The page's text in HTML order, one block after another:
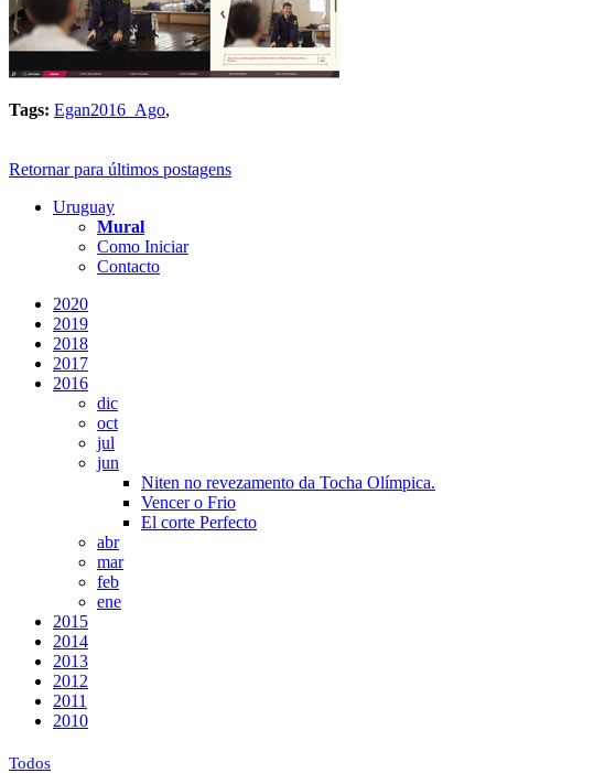
Tags: Egan2016_Ago,
Retornar para últimos postagens
Uruguay
Mural
Como Iniciar
Contacto
2020
2019
2018
2017
2016
dic
oct
jul
jun
Niten no revezamento da Tocha Olímpica.
Vencer o Frio
El corte Perfecto
abr
mar
feb
ene
2015
2014
2013
2012
2011
2010
Todos